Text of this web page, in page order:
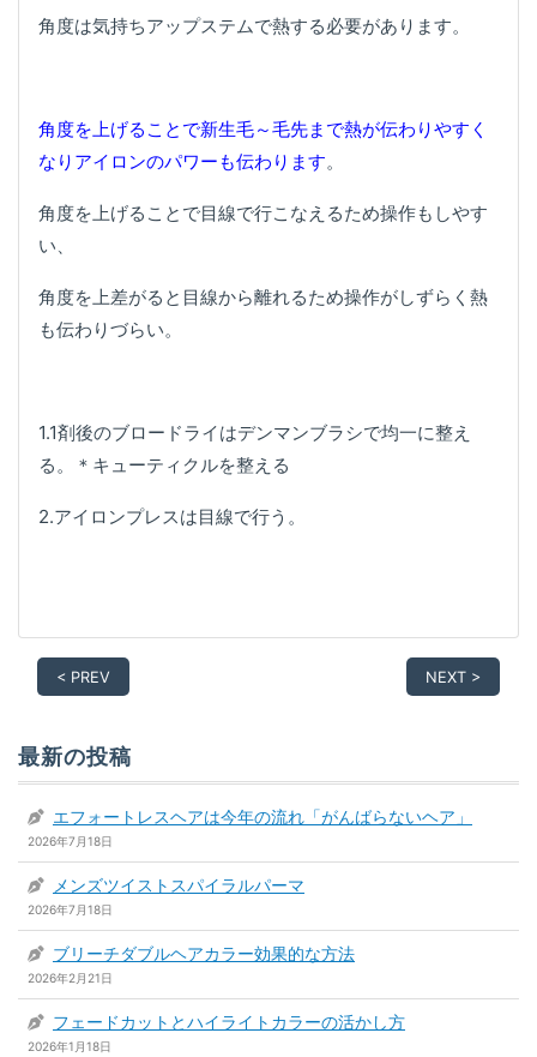
角度は気持ちアップステムで熱する必要があります。
角度を上げることで新生毛～毛先まで熱が伝わりやすく
なりアイロンのパワーも伝わります。
角度を上げることで目線で行こなえるため操作もしやす
い、
角度を上差がると目線から離れるため操作がしずらく熱
も伝わりづらい。
1.1剤後のブロードライはデンマンブラシで均一に整え
る。＊キューティクルを整える
2.アイロンプレスは目線で行う。
< PREV NEXT >
最新の投稿
エフォートレスヘアは今年の流れ「がんばらないヘア」
2026年7月18日
メンズツイストスパイラルパーマ
2026年7月18日
ブリーチダブルヘアカラー効果的な方法
2026年2月21日
フェードカットとハイライトカラーの活かし方
2026年1月18日